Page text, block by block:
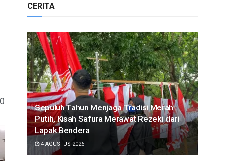
0
CERITA
Sepuluh Tahun Menjaga Tradisi Merah
Putih, Kisah Safura Merawat Rezeki dari
Lapak Bendera
4 AGUSTUS 2026